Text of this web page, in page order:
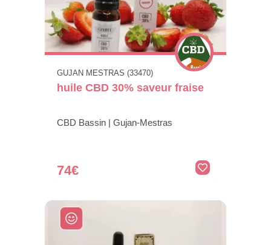
GUJAN MESTRAS (33470)
huile CBD 30% saveur fraise
CBD Bassin | Gujan-Mestras
74€